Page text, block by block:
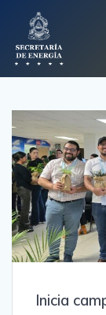
Inicia